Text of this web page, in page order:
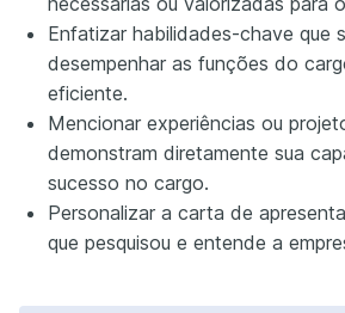
Enfatizar habilidades-chave que
desempenhar as funções do
eficiente.
Mencionar experiências ou
demonstram diretamente sua
sucesso no cargo.
Personalizar a carta de
que pesquisou e entende a